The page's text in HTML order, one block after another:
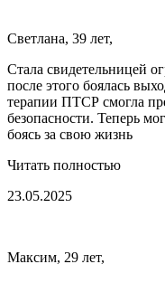
Светлана, 39 лет,
Стала свидетельницей
после этого боялась
терапии ПТСР смогла
безопасности. Теперь
боясь за свою жизнь
Читать полностью
23.05.2025
Максим, 29 лет,